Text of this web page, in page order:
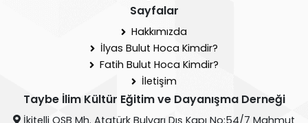
Sayfalar
Hakkımızda
İlyas Bulut Hoca Kimdir?
Fatih Bulut Hoca Kimdir?
İletişim
Taybe İlim Kültür Eğitim ve Dayanışma Derneği
İkitelli OSB Mh. Atatürk Bulvarı Dış Kapı No:54/7 Mahmut